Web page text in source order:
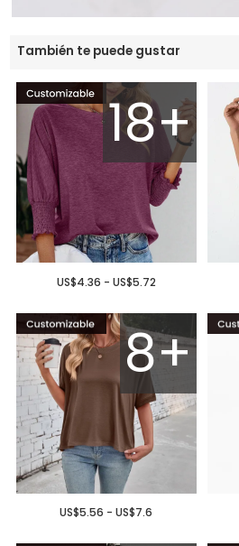
También te puede gustar
18+
US$4.36 - US$5.72
8+
US$5.56 - US$7.6